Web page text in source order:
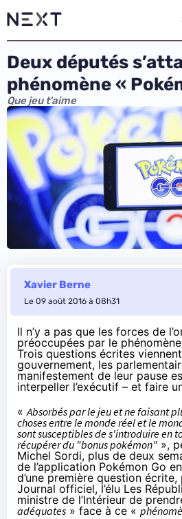
Deux députés
phénomène «
Que jeu t'aime
Xavier Berne
Le 09 août 2016 à 08h31
Il n’y a pas que les forces de
préoccupées par le
Trois questions écrites
gouvernement, les
manifestement de leur pause
interpeller l’exécutif – et faire
«Absorbés par le jeu et ne faisant
choses entre le monde réel et le
sont susceptibles de s'introduire en
récupérer du "bonus pokémon" »,
Michel Sordi, plus de deux
de l’application Pokémon Go
d’une première question écrite,
Journal officiel, l’élu Les
ministre de l’Intérieur de
adéquates » face à ce «